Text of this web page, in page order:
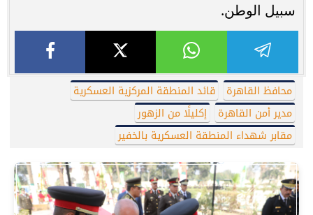
سبيل الوطن.
محافظ القاهرة
قائد المنطقة المركزية العسكرية
مدير أمن القاهرة
إكليلًا من الزهور
مقابر شهداء المنطقة العسكرية بالخفير